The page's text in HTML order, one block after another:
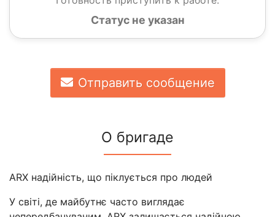
Статус не указан
Отправить сообщение
О бригаде
ARX надійність, що піклується про людей
У світі, де майбутнє часто виглядає